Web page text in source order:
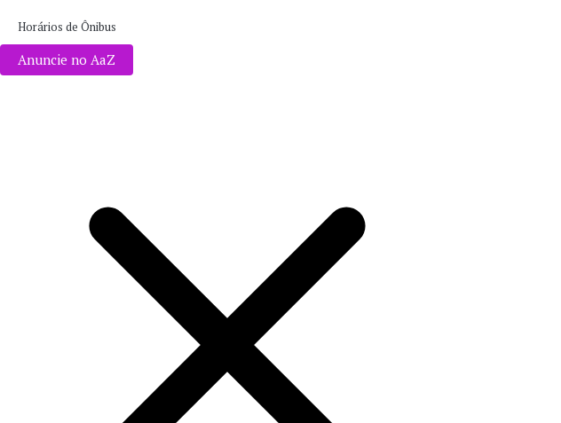
Horários de Ônibus
Anuncie no AaZ